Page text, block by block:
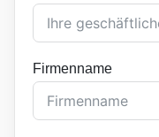
Firmenname